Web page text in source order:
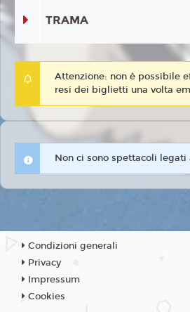
TRAMA
Attenzione: non è possibile
resi dei biglietti una volta
Non ci sono spettacoli legati
Condizioni generali
Privacy
Impressum
Cookies